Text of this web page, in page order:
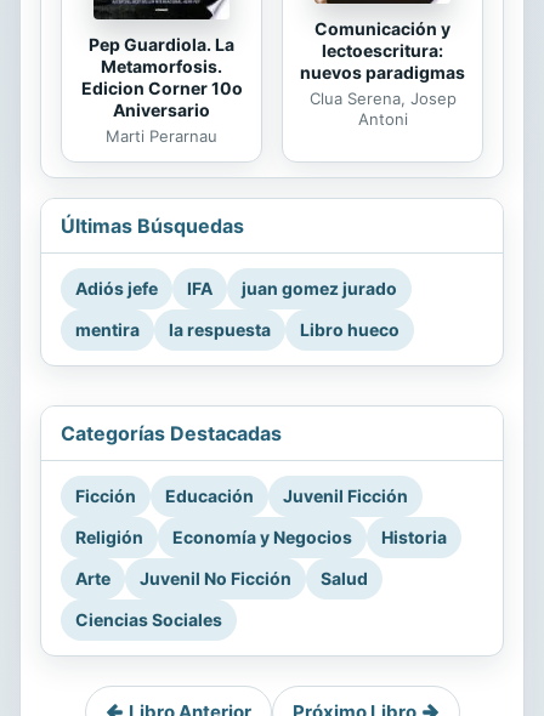
Pep Guardiola. La
Metamorfosis.
Edicion Corner 10o
Aniversario
Marti Perarnau
Comunicación y
lectoescritura:
nuevos paradigmas
Clua Serena, Josep
Antoni
Últimas Búsquedas
Adiós jefe IFA
juan gomez jurado
mentira
la respuesta Libro hueco
Categorías Destacadas
Ficción Educación
Juvenil Ficción
Religión
Economía y Negocios
Historia
Arte
Juvenil No Ficción
Salud
Ciencias Sociales
Libro Anterior Próximo Libro